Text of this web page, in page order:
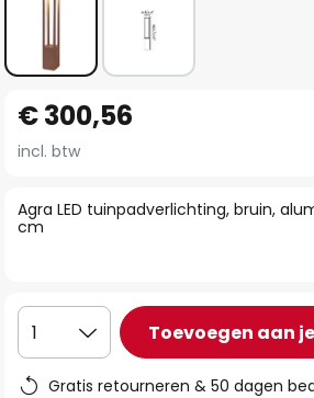
naar
het
van
de
Agra LED tuinpadverlichting, bruin,
cm
€ 300,56
incl. btw
1 Toevoegen aan
Gratis retourneren & 50 dagen